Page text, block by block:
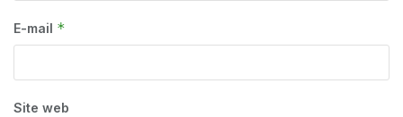
E-mail *
Site web